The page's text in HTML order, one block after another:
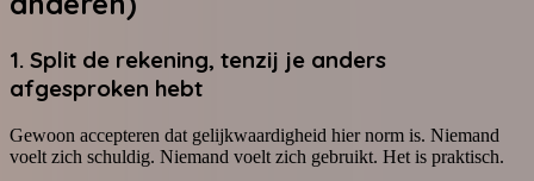
1. Split de rekening, tenzij je anders
afgesproken hebt
Gewoon accepteren dat gelijkwaardigheid hier norm is. Niemand
voelt zich schuldig. Niemand voelt zich gebruikt. Het is praktisch.